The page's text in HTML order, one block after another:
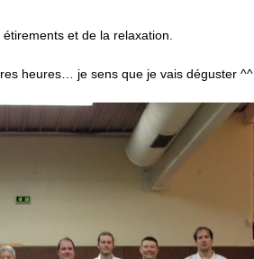
et de la relaxation.
heures… je sens que je vais déguster ^^